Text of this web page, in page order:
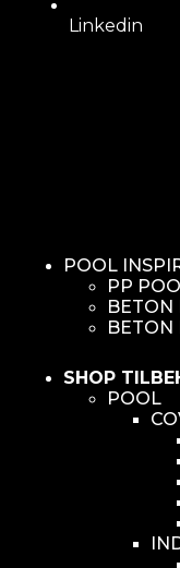
Linkedin
POOL
PP
BETON
BETON
SHOP
POOL